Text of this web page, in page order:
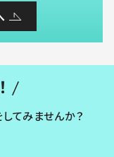
てみませんか？